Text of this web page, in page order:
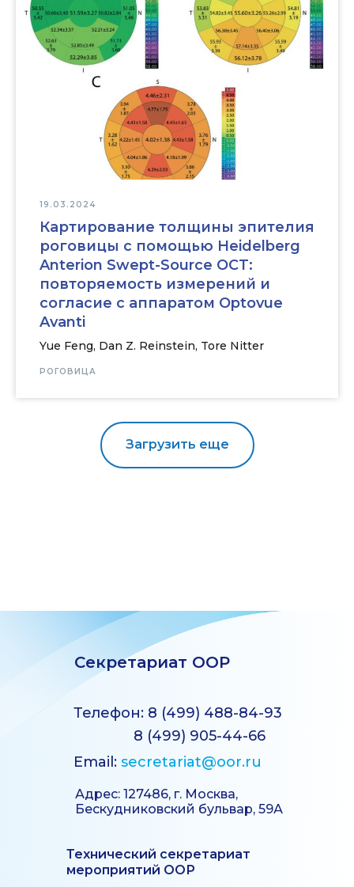
19.03.2024
Картирование толщины эпителия
роговицы с помощью Heidelberg
Anterion Swept-Source OCT:
повторяемость измерений и
согласие с аппаратом Optovue
Avanti
Yue Feng, Dan Z. Reinstein, Tore Nitter
РОГОВИЦА
Загрузить еще
Секретариат ООР
Телефон: 8 (499) 488-84-93
8 (499) 905-44-66
Email: secretariat@oor.ru
Адрес: 127486, г. Москва,
Бескудниковский бульвар, 59А
Технический секретариат
мероприятий ООР